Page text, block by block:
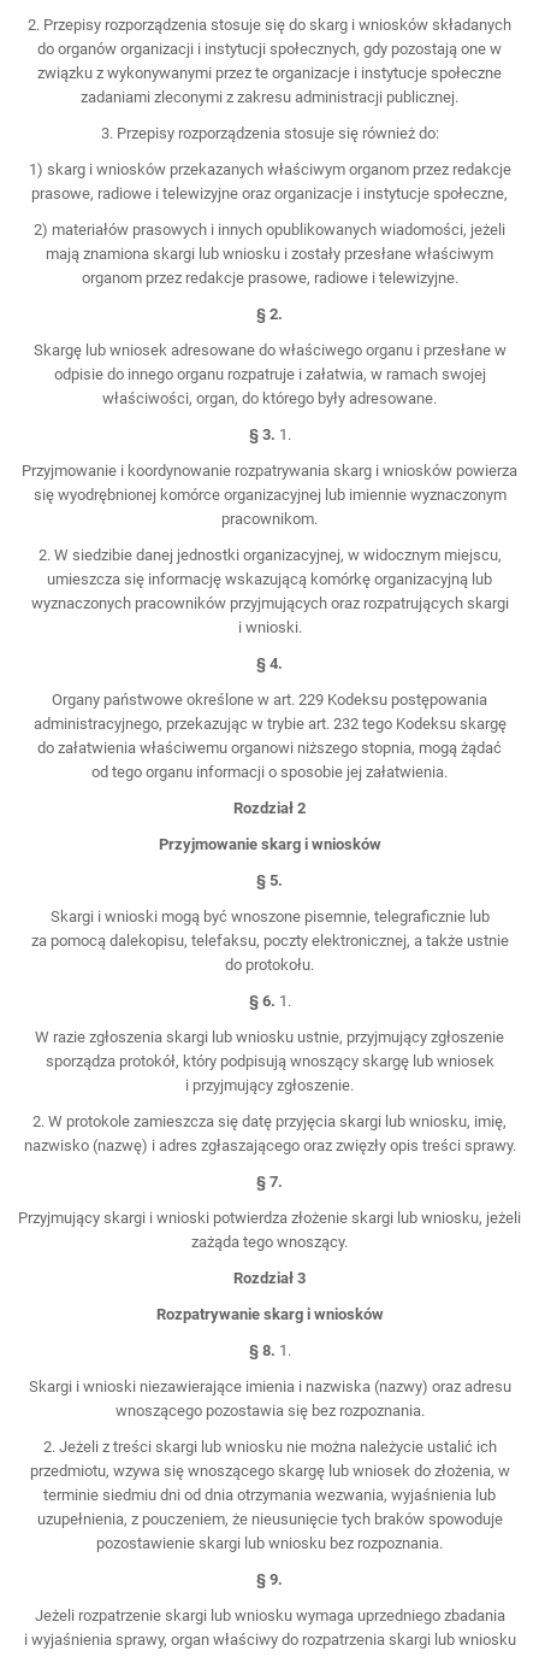
2. Przepisy rozporządzenia stosuje się do skarg i wniosków składanych
do organów organizacji i instytucji społecznych, gdy pozostają one w
związku z wykonywanymi przez te organizacje i instytucje społeczne
zadaniami zleconymi z zakresu administracji publicznej.
3. Przepisy rozporządzenia stosuje się również do:
1) skarg i wniosków przekazanych właściwym organom przez redakcje
prasowe, radiowe i telewizyjne oraz organizacje i instytucje społeczne,
2) materiałów prasowych i innych opublikowanych wiadomości, jeżeli
mają znamiona skargi lub wniosku i zostały przesłane właściwym
organom przez redakcje prasowe, radiowe i telewizyjne.
§ 2.
Skargę lub wniosek adresowane do właściwego organu i przesłane w
odpisie do innego organu rozpatruje i załatwia, w ramach swojej
właściwości, organ, do którego były adresowane.
§ 3. 1.
Przyjmowanie i koordynowanie rozpatrywania skarg i wniosków powierza
się wyodrębnionej komórce organizacyjnej lub imiennie wyznaczonym
pracownikom.
2. W siedzibie danej jednostki organizacyjnej, w widocznym miejscu,
umieszcza się informację wskazującą komórkę organizacyjną lub
wyznaczonych pracowników przyjmujących oraz rozpatrujących skargi
i wnioski.
§ 4.
Organy państwowe określone w art. 229 Kodeksu postępowania
administracyjnego, przekazując w trybie art. 232 tego Kodeksu skargę
do załatwienia właściwemu organowi niższego stopnia, mogą żądać
od tego organu informacji o sposobie jej załatwienia.
Rozdział 2
Przyjmowanie skarg i wniosków
§ 5.
Skargi i wnioski mogą być wnoszone pisemnie, telegraficznie lub
za pomocą dalekopisu, telefaksu, poczty elektronicznej, a także ustnie
do protokołu.
§ 6. 1.
W razie zgłoszenia skargi lub wniosku ustnie, przyjmujący zgłoszenie
sporządza protokół, który podpisują wnoszący skargę lub wniosek
i przyjmujący zgłoszenie.
2. W protokole zamieszcza się datę przyjęcia skargi lub wniosku, imię,
nazwisko (nazwę) i adres zgłaszającego oraz zwięzły opis treści sprawy.
§ 7.
Przyjmujący skargi i wnioski potwierdza złożenie skargi lub wniosku, jeżeli
zażąda tego wnoszący.
Rozdział 3
Rozpatrywanie skarg i wniosków
§ 8. 1.
Skargi i wnioski niezawierające imienia i nazwiska (nazwy) oraz adresu
wnoszącego pozostawia się bez rozpoznania.
2. Jeżeli z treści skargi lub wniosku nie można należycie ustalić ich
przedmiotu, wzywa się wnoszącego skargę lub wniosek do złożenia, w
terminie siedmiu dni od dnia otrzymania wezwania, wyjaśnienia lub
uzupełnienia, z pouczeniem, że nieusunięcie tych braków spowoduje
pozostawienie skargi lub wniosku bez rozpoznania.
§ 9.
Jeżeli rozpatrzenie skargi lub wniosku wymaga uprzedniego zbadania
i wyjaśnienia sprawy, organ właściwy do rozpatrzenia skargi lub wniosku